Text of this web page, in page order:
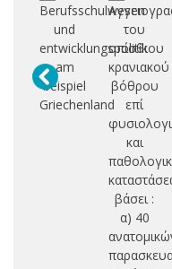
Berufsschulwesen
und
entwicklungspolitik
am
beispiel
Griechenland
του
οπίσθιου
κρανιακού
βόθρου
επί
και
βάσει :
α) 40